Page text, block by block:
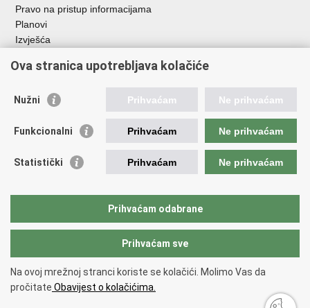
Pravo na pristup informacijama
Planovi
Izvješća
Vlada RH
Ured predsjednika
Ministarstvo demografije i useljeništva
HRT - Glas Hrvatske
Copyright © 2026 Središnji državni ured za Hrvate izvan Republike
Hrvatske
Uvjeti korištenja.Izjava o pristupačnosti
Ova stranica upotrebljava kolačiće
Nužni Prihvaćam Ne prihvaćam
Funkcionalni Prihvaćam Ne prihvaćam
Statistički Prihvaćam Ne prihvaćam
Prihvaćam odabrane
Prihvaćam sve
Na ovoj mrežnoj stranci koriste se kolačići. Molimo Vas da
pročitate Obavijest o kolačićima.